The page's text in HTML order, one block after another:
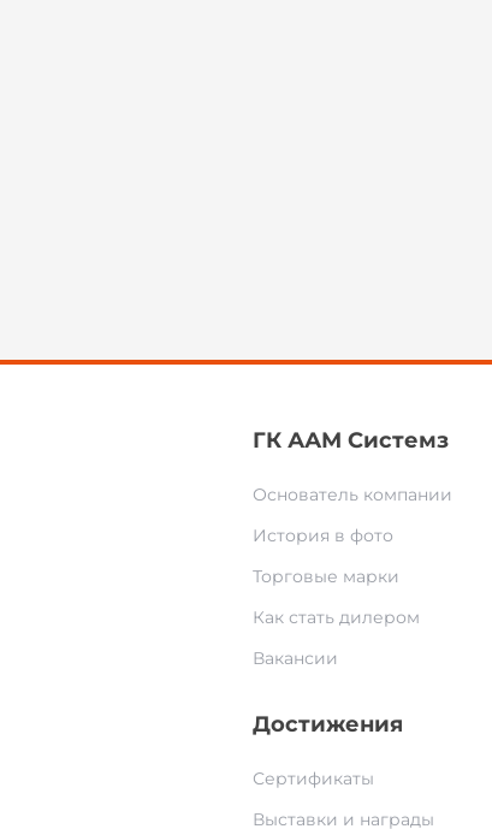
ГК ААМ Системз
Основатель компании
История в фото
Торговые марки
Как стать дилером
Вакансии
Достижения
Сертификаты
Выставки и награды